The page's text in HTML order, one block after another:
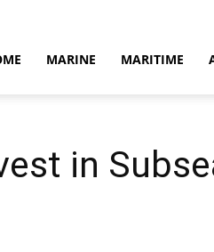
MARINE MARITIME
in